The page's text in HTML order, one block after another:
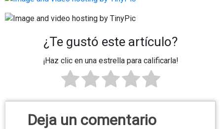
¿Te gustó este artículo?
¡Haz clic en una estrella para calificarla!
Deja un comentario